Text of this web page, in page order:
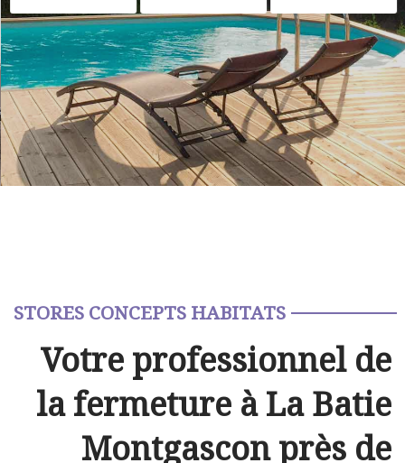
STORES CONCEPTS HABITATS
Votre professionnel de
la fermeture à La Batie
Montgascon près de